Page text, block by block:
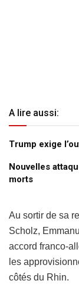
A lire aussi:
Trump exige
Nouvelles
morts
Au sortir de sa
Scholz,
accord franco-
les
côtés du Rhin.